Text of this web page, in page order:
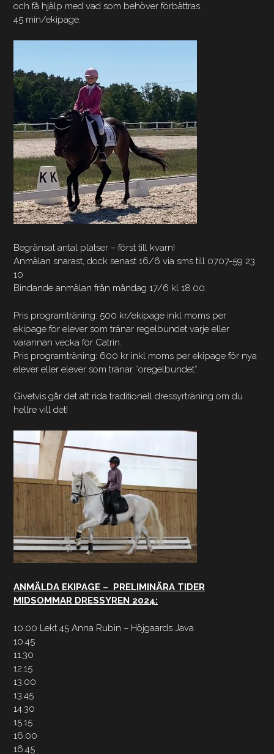
och få hjälp med vad som behöver förbättras.
45 min/ekipage.
Begränsat antal platser – först till kvarn!
Anmälan snarast, dock senast 16/6 via sms till 0707-59 23
10
Bindande anmälan från måndag 17/6 kl 18.00.
Pris programträning: 500 kr/ekipage inkl moms per
ekipage för elever som tränar regelbundet varje eller
varannan vecka för Catrin.
Pris programträning: 600 kr inkl moms per ekipage för nya
elever eller elever som tränar ”oregelbundet”.
Givetvis går det att rida traditionell dressyrträning om du
hellre vill det!
ANMÄLDA EKIPAGE – PRELIMINÄRA TIDER
MIDSOMMAR DRESSYREN 2024:
10.00 Lekt 45 Anna Rubin – Höjgaards Java
10.45
11.30
12.15
13.00
13.45
14.30
15.15
16.00
16.45